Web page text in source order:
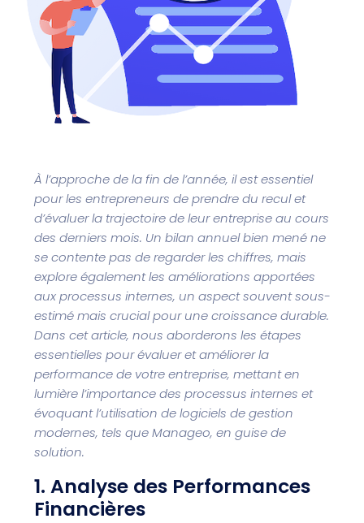
À l’approche de la fin de l’année, il est essentiel
pour les entrepreneurs de prendre du recul et
d’évaluer la trajectoire de leur entreprise au cours
des derniers mois. Un bilan annuel bien mené ne
se contente pas de regarder les chiffres, mais
explore également les améliorations apportées
aux processus internes, un aspect souvent sous-
estimé mais crucial pour une croissance durable.
Dans cet article, nous aborderons les étapes
essentielles pour évaluer et améliorer la
performance de votre entreprise, mettant en
lumière l’importance des processus internes et
évoquant l’utilisation de logiciels de gestion
modernes, tels que Manageo, en guise de
solution.
1. Analyse des Performances
Financières